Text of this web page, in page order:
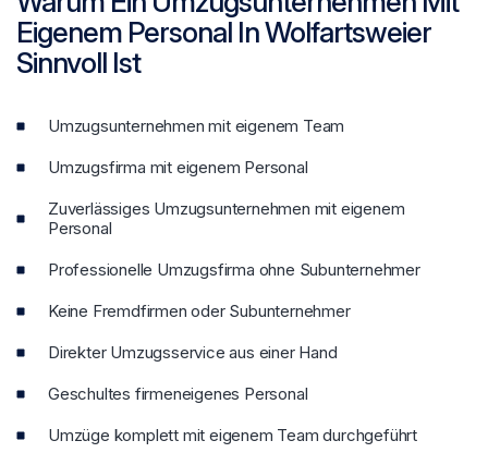
Eigenem Personal In Wolfartsweier
Sinnvoll Ist
Umzugsunternehmen mit eigenem Team
Umzugsfirma mit eigenem Personal
Zuverlässiges Umzugsunternehmen mit eigenem
Personal
Professionelle Umzugsfirma ohne Subunternehmer
Keine Fremdfirmen oder Subunternehmer
Direkter Umzugsservice aus einer Hand
Geschultes firmeneigenes Personal
Umzüge komplett mit eigenem Team durchgeführt